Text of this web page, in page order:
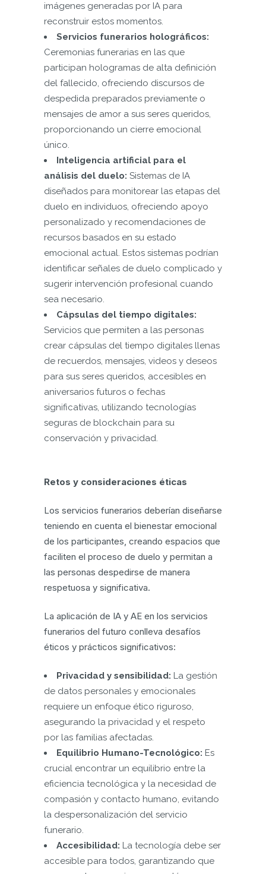
imágenes generadas por IA para
reconstruir estos momentos.
Servicios funerarios holográficos:
Ceremonias funerarias en las que
participan hologramas de alta definición
del fallecido, ofreciendo discursos de
despedida preparados previamente o
mensajes de amor a sus seres queridos,
proporcionando un cierre emocional
único.
Inteligencia artificial para el
análisis del duelo: Sistemas de IA
diseñados para monitorear las etapas del
duelo en individuos, ofreciendo apoyo
personalizado y recomendaciones de
recursos basados en su estado
emocional actual. Estos sistemas podrían
identificar señales de duelo complicado y
sugerir intervención profesional cuando
sea necesario.
Cápsulas del tiempo digitales:
Servicios que permiten a las personas
crear cápsulas del tiempo digitales llenas
de recuerdos, mensajes, videos y deseos
para sus seres queridos, accesibles en
aniversarios futuros o fechas
significativas, utilizando tecnologías
seguras de blockchain para su
conservación y privacidad.
Retos y consideraciones éticas
Los servicios funerarios deberían diseñarse
teniendo en cuenta el bienestar emocional
de los participantes, creando espacios que
faciliten el proceso de duelo y permitan a
las personas despedirse de manera
respetuosa y significativa.
La aplicación de IA y AE en los servicios
funerarios del futuro conlleva desafíos
éticos y prácticos significativos:
Privacidad y sensibilidad: La gestión
de datos personales y emocionales
requiere un enfoque ético riguroso,
asegurando la privacidad y el respeto
por las familias afectadas.
Equilibrio Humano-Tecnológico: Es
crucial encontrar un equilibrio entre la
eficiencia tecnológica y la necesidad de
compasión y contacto humano, evitando
la despersonalización del servicio
funerario.
Accesibilidad: La tecnología debe ser
accesible para todos, garantizando que